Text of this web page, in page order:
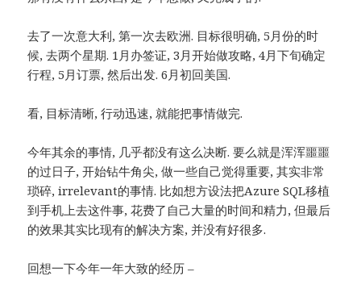
去了一次意大利, 第一次去欧洲. 目标很明确, 5月份的时
候, 去两个星期. 1月办签证, 3月开始做攻略, 4月下旬确定
行程, 5月订票, 然后出发. 6月初回美国.
看, 目标清晰, 行动迅速, 就能把事情做完.
今年其余的事情, 几乎都没有这么决断. 要么就是浑浑噩噩
的过日子, 开始钻牛角尖, 做一些自己觉得重要, 其实非常
琐碎, irrelevant的事情. 比如想方设法把Azure SQL移植
到手机上去这件事, 花费了自己大量的时间和精力, 但最后
的效果其实比现有的解决方案, 并没有好很多.
回想一下今年一年大致的经历 –